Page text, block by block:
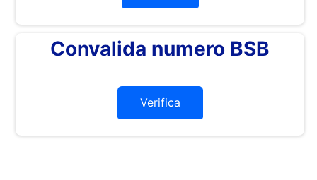
Convalida numero BSB
Verifica